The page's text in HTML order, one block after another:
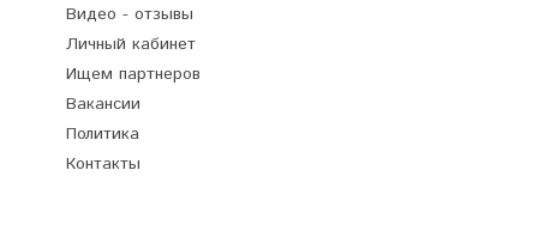
Видео - отзывы
Личный кабинет
Ищем партнеров
Вакансии
Политика
Контакты